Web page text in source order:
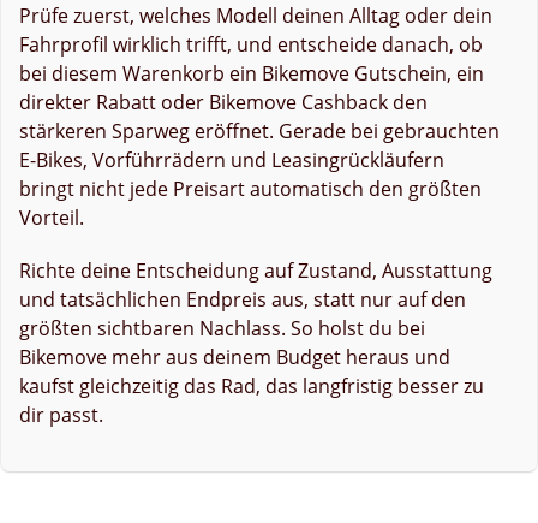
Prüfe zuerst, welches Modell deinen Alltag oder dein
Fahrprofil wirklich trifft, und entscheide danach, ob
bei diesem Warenkorb ein Bikemove Gutschein, ein
direkter Rabatt oder Bikemove Cashback den
stärkeren Sparweg eröffnet. Gerade bei gebrauchten
E-Bikes, Vorführrädern und Leasingrückläufern
bringt nicht jede Preisart automatisch den größten
Vorteil.
Richte deine Entscheidung auf Zustand, Ausstattung
und tatsächlichen Endpreis aus, statt nur auf den
größten sichtbaren Nachlass. So holst du bei
Bikemove mehr aus deinem Budget heraus und
kaufst gleichzeitig das Rad, das langfristig besser zu
dir passt.